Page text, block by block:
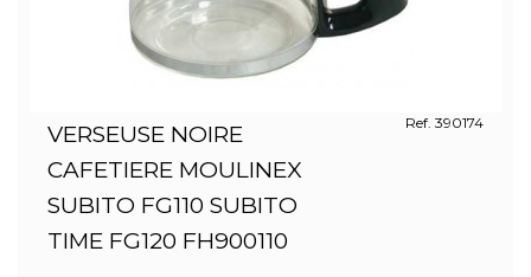
VERSEUSE NOIRE
CAFETIERE MOULINEX
SUBITO FG110 SUBITO
TIME FG120 FH900110
Ref. 390174